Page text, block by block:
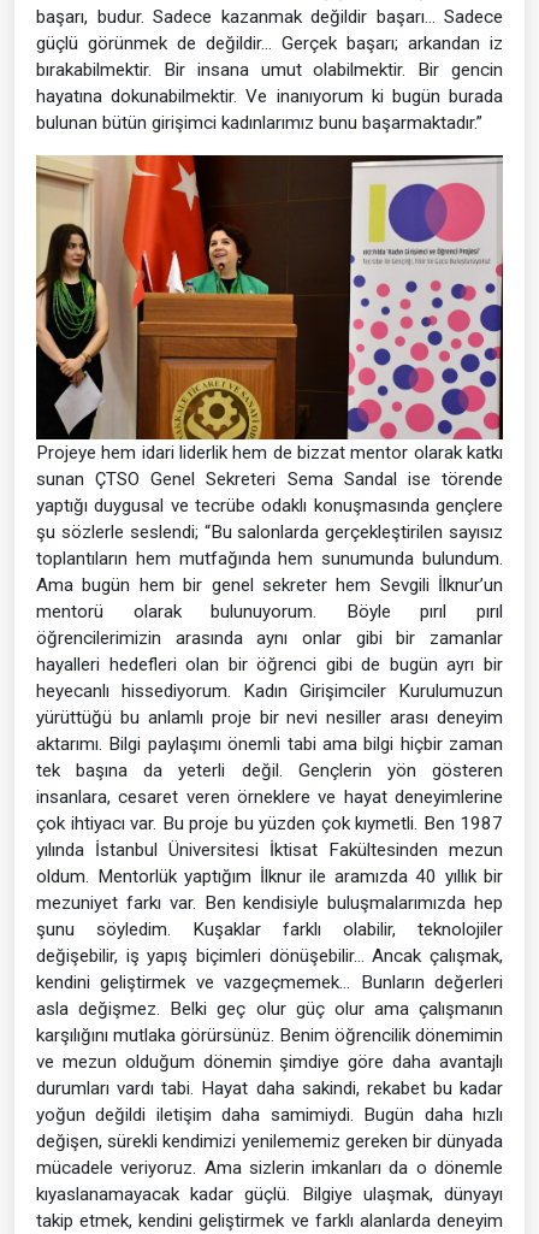
başarı, budur. Sadece kazanmak değildir başarı… Sadece
güçlü görünmek de değildir… Gerçek başarı; arkandan iz
bırakabilmektir. Bir insana umut olabilmektir. Bir gencin
hayatına dokunabilmektir. Ve inanıyorum ki bugün burada
bulunan bütün girişimci kadınlarımız bunu başarmaktadır.”
Projeye hem idari liderlik hem de bizzat mentor olarak katkı
sunan ÇTSO Genel Sekreteri Sema Sandal ise törende
yaptığı duygusal ve tecrübe odaklı konuşmasında gençlere
şu sözlerle seslendi; “Bu salonlarda gerçekleştirilen sayısız
toplantıların hem mutfağında hem sunumunda bulundum.
Ama bugün hem bir genel sekreter hem Sevgili İlknur’un
mentorü olarak bulunuyorum. Böyle pırıl pırıl
öğrencilerimizin arasında aynı onlar gibi bir zamanlar
hayalleri hedefleri olan bir öğrenci gibi de bugün ayrı bir
heyecanlı hissediyorum. Kadın Girişimciler Kurulumuzun
yürüttüğü bu anlamlı proje bir nevi nesiller arası deneyim
aktarımı. Bilgi paylaşımı önemli tabi ama bilgi hiçbir zaman
tek başına da yeterli değil. Gençlerin yön gösteren
insanlara, cesaret veren örneklere ve hayat deneyimlerine
çok ihtiyacı var. Bu proje bu yüzden çok kıymetli. Ben 1987
yılında İstanbul Üniversitesi İktisat Fakültesinden mezun
oldum. Mentorlük yaptığım İlknur ile aramızda 40 yıllık bir
mezuniyet farkı var. Ben kendisiyle buluşmalarımızda hep
şunu söyledim. Kuşaklar farklı olabilir, teknolojiler
değişebilir, iş yapış biçimleri dönüşebilir… Ancak çalışmak,
kendini geliştirmek ve vazgeçmemek… Bunların değerleri
asla değişmez. Belki geç olur güç olur ama çalışmanın
karşılığını mutlaka görürsünüz. Benim öğrencilik dönemimin
ve mezun olduğum dönemin şimdiye göre daha avantajlı
durumları vardı tabi. Hayat daha sakindi, rekabet bu kadar
yoğun değildi iletişim daha samimiydi. Bugün daha hızlı
değişen, sürekli kendimizi yenilememiz gereken bir dünyada
mücadele veriyoruz. Ama sizlerin imkanları da o dönemle
kıyaslanamayacak kadar güçlü. Bilgiye ulaşmak, dünyayı
takip etmek, kendini geliştirmek ve farklı alanlarda deneyim